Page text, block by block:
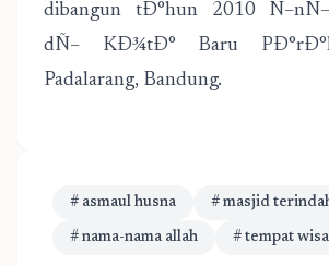
dibangun tÐ°hun 2010
dÑ– KÐ¾tÐ° Baru
Padalarang, Bandung.
# asmaul husna # masjid
# nama-nama allah # tempat